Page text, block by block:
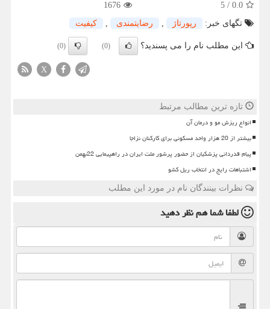
0.0
/
5
1676
تگهای خبر:
رپورتاژ , رضایتمندی , كیفیت
این مطلب نام را می پسندید؟ (0)
(0)
X
تازه ترین مطالب مرتبط
انواع ریزش مو و درمان آن
بیشتر از 20 هزار واحد مسکونی برای کارکنان نزاجا
پیام قدردانی پزشکیان از حضور پرشور ملت ایران در راهپیمایی 22بهمن
اشتباهات رایج در انتخاب ریل کشو
نظرات بینندگان نام در مورد این مطلب
لطفا شما همنظر دهید